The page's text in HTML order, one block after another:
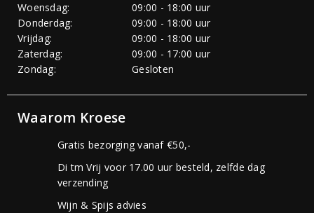
Woensdag:
09:00 - 18:00 uur
Donderdag:
09:00 - 18:00 uur
Vrijdag:
09:00 - 18:00 uur
Zaterdag:
09:00 - 17:00 uur
Zondag:
Gesloten
Waarom Kroese
Gratis bezorging vanaf €50,-
Di tm Vrij voor 17.00 uur besteld, zelfde dag
verzending
Wijn & Spijs advies